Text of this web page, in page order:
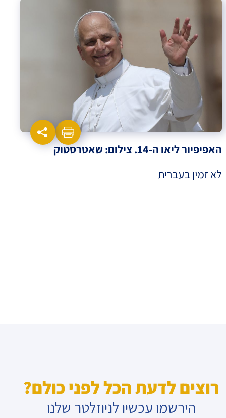
האפיפיור ליאו ה-14. צילום: שאטרסטוק
לא זמין בעברית
רוצים לדעת הכל לפני כולם?
הירשמו עכשיו לניוזלטר שלנו